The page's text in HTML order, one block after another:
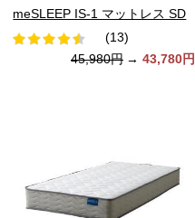
meSLEEP IS-1 マットレス SD
(13)
45,980円 → 43,780円